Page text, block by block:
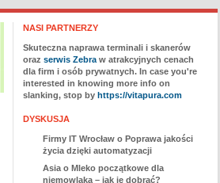
NASI PARTNERZY
Skuteczna naprawa terminali i skanerów
oraz serwis Zebra w atrakcyjnych cenach
dla firm i osób prywatnych. In case you're
interested in knowing more info on
slanking, stop by https://vitapura.com
DYSKUSJA
Firmy IT Wrocław o Poprawa jakości
życia dzięki automatyzacji
Asia o Mleko początkowe dla
niemowlaka – jak je dobrać?